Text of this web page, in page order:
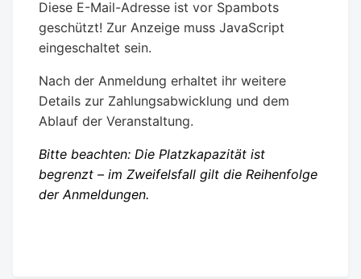
Diese E-Mail-Adresse ist vor Spambots
geschützt! Zur Anzeige muss JavaScript
eingeschaltet sein.
Nach der Anmeldung erhaltet ihr weitere
Details zur Zahlungsabwicklung und dem
Ablauf der Veranstaltung.
Bitte beachten: Die Platzkapazität ist
begrenzt – im Zweifelsfall gilt die Reihenfolge
der Anmeldungen.